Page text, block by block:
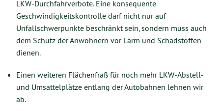
LKW-Durchfahrverbote. Eine konsequente
Geschwindigkeitskontrolle darf nicht nur auf
Unfallschwerpunkte beschränkt sein, sondern muss auch
dem Schutz der Anwohnern vor Lärm und Schadstoffen
dienen.
Einen weiteren Flächenfraß für noch mehr LKW-Abstell-
und Umsattelplätze entlang der Autobahnen lehnen wir
ab.